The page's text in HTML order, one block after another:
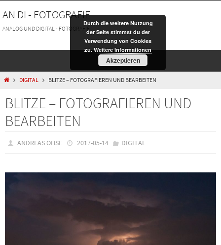
Inhalt
springen
AN DI - FOTOGRAFIE
ANALOG UND DIGITAL - FOTOGRAFIE
HOMEDIGITAL BLITZE – FOTOGRAFIEREN UND BEARBEITEN
BLITZE – FOTOGRAFIEREN UND
BEARBEITEN
ANDREAS OHSE 2017-05-14 DIGITAL
Durch die weitere Nutzung
der Seite stimmst du der
Verwendung von Cookies
zu.Weitere Informationen
Akzeptieren